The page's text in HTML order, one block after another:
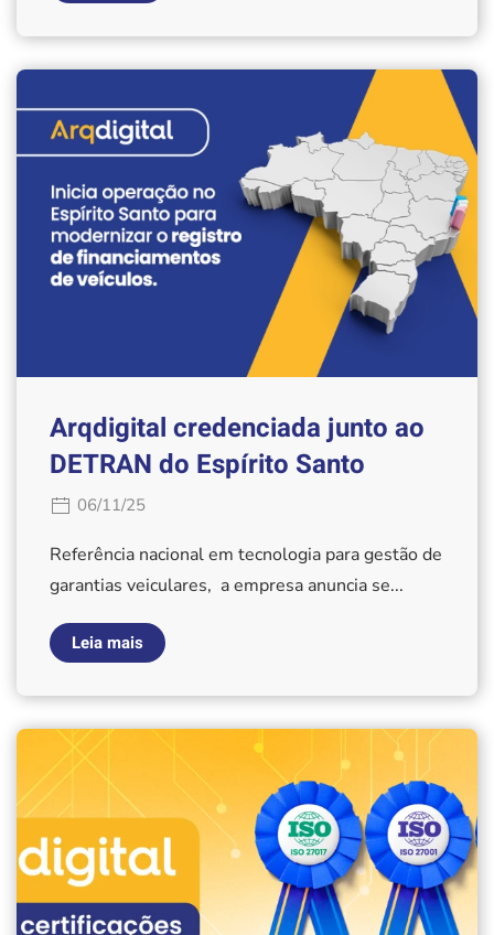
Arqdigital credenciada junto ao
DETRAN do Espírito Santo
06/11/25
Referência nacional em tecnologia para gestão de
garantias veiculares, a empresa anuncia se...
Leia mais